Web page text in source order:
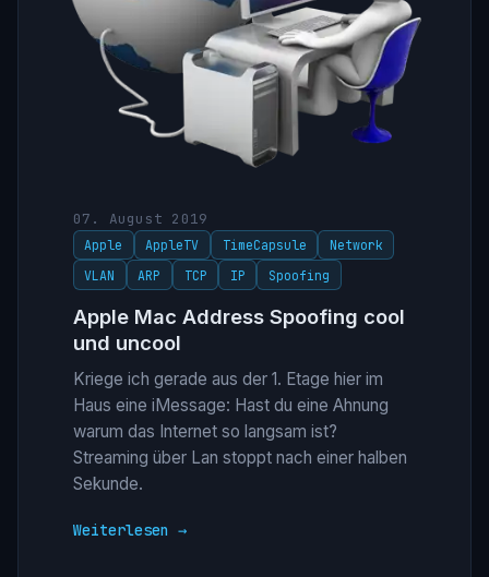
07. August 2019
Apple AppleTV TimeCapsule
Network
VLAN
ARP TCP IP Spoofing
Apple Mac Address Spoofing cool
und uncool
Kriege ich gerade aus der 1. Etage hier im
Haus eine iMessage: Hast du eine Ahnung
warum das Internet so langsam ist?
Streaming über Lan stoppt nach einer halben
Sekunde.
Weiterlesen →